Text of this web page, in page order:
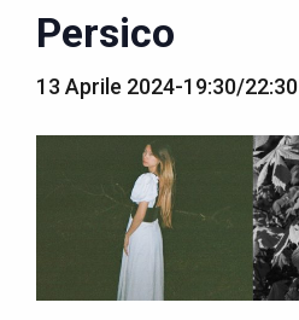
Persico
13 Aprile 2024-19:30/22:30